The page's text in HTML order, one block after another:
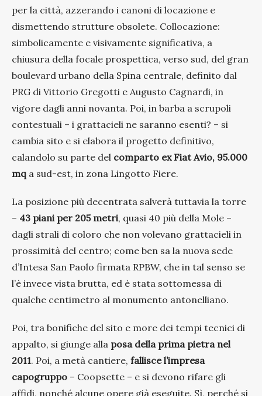
per la città, azzerando i canoni di locazione e
dismettendo strutture obsolete. Collocazione:
simbolicamente e visivamente significativa, a
chiusura della focale prospettica, verso sud, del gran
boulevard urbano della Spina centrale, definito dal
PRG di Vittorio Gregotti e Augusto Cagnardi, in
vigore dagli anni novanta. Poi, in barba a scrupoli
contestuali – i grattacieli ne saranno esenti? – si
cambia sito e si elabora il progetto definitivo,
calandolo su parte del comparto ex Fiat Avio, 95.000
mq a sud-est, in zona Lingotto Fiere.
La posizione più decentrata salverà tuttavia la torre
– 43 piani per 205 metri, quasi 40 più della Mole –
dagli strali di coloro che non volevano grattacieli in
prossimità del centro; come ben sa la nuova sede
d’Intesa San Paolo firmata RPBW, che in tal senso se
l’è invece vista brutta, ed è stata sottomessa di
qualche centimetro al monumento antonelliano.
Poi, tra bonifiche del sito e more dei tempi tecnici di
appalto, si giunge alla posa della prima pietra nel
2011. Poi, a metà cantiere, fallisce l’impresa
capogruppo – Coopsette – e si devono rifare gli
affidi, nonché alcune opere già eseguite. Sì, perché si